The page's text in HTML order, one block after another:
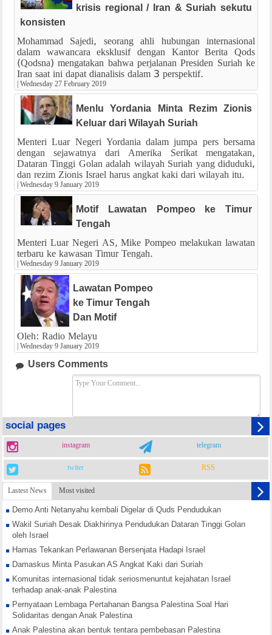
krisis regional / Iran & Suriah sekutu
konsisten
Mohammad Sajedi, seorang ahli hubungan internasional
dalam wawancara eksklusif dengan Kantor Berita Qods
(Qodsna) mengatakan bahwa perjalanan Presiden Suriah ke
Iran saat ini dapat dianalisis dalam 3 perspektif.
Wednesday 27 February 2019
Menlu Yordania Minta Rezim Zionis
Keluar dari Wilayah Suriah
Menteri Luar Negeri Yordania dalam jumpa pers bersama
dengan sejawatnya dari Amerika Serikat mengatakan,
Dataran Tinggi Golan adalah wilayah Suriah yang diduduki,
dan rezim Zionis Israel harus angkat kaki dari wilayah itu.
Wednesday 9 January 2019
Motif Lawatan Pompeo ke Timur
Tengah
Menteri Luar Negeri AS, Mike Pompeo melakukan lawatan
terbaru ke kawasan Timur Tengah.
Wednesday 9 January 2019
Lawatan Pompeo
ke Timur Tengah
Dan Motif
Oleh: Radio Melayu
Wednesday 9 January 2019
Users Comments
social pages
instagram telegram
twiter RSS
Lastest News Most visited
Demo Anti Netanyahu kembali Digelar di Quds Pendudukan
Wakil Suriah Desak Diakhirinya Pendudukan Dataran Tinggi Golan
oleh Israel
Hamas Tekankan Perlawanan Bersenjata Hadapi Israel
Damaskus Minta Pasukan AS Angkat Kaki dari Suriah
Komunitas internasional tidak seriosmenuntut kejahatan Israel
terhadap anak-anak Palestina
Pernyataan Lembaga Pertahanan Bangsa Palestina Soal Hari
Solidaritas dengan Anak Palestina
Anak Palestina akan bentuk tentara pembebasan Palestina